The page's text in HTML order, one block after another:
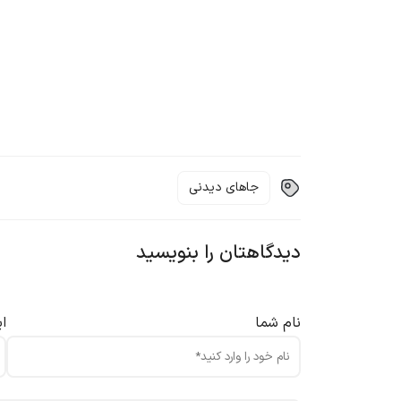
جاهای دیدنی
دیدگاهتان را بنویسید
نام شما